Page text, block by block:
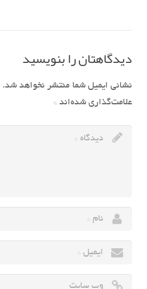
دیدگاهتان را بنویسید
نشانی ایمیل شما منتشر نخواهد شد.
علامت‌گذاری شده‌اند *